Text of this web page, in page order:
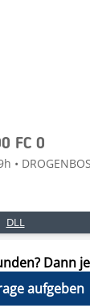
FC 0
•
DLL
Dann
aufgeben